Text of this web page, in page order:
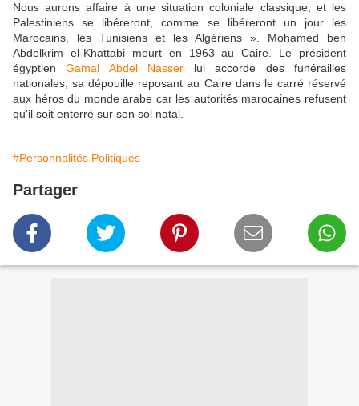
Nous aurons affaire à une situation coloniale classique, et les
Palestiniens se libéreront, comme se libéreront un jour les
Marocains, les Tunisiens et les Algériens ». Mohamed ben
Abdelkrim el-Khattabi meurt en 1963 au Caire. Le président
égyptienGamal Abdel Nasser lui accorde des funérailles
nationales, sa dépouille reposant au Caire dans le carré réservé
aux héros du monde arabe car les autorités marocaines refusent
qu'il soit enterré sur son sol natal.
#Personnalités Politiques
Partager